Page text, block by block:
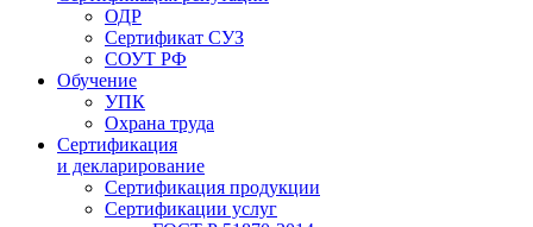
ОДР
Сертификат СУЗ
СОУТ РФ
Обучение
УПК
Охрана труда
Сертификация
и декларирование
Сертификация продукции
Сертификации услуг